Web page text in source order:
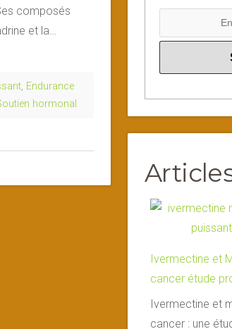
composés
et la…
, Endurance
hormonal
Ivermectine et
cancer étude
Ivermectine et
cancer : une